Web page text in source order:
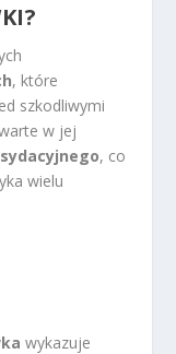
, które
szkodliwymi
w jej
, co
wielu
wykazuje